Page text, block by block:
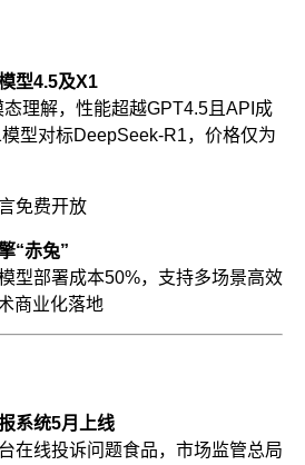
型4.5及X1
理解，性能超越GPT4.5且API成
型对标DeepSeek-R1，价格仅为
免费开放
“赤兔”​
型部署成本50%，支持多场景高效
商业化落地
系统5月上线
在线投诉问题食品，市场监管总局